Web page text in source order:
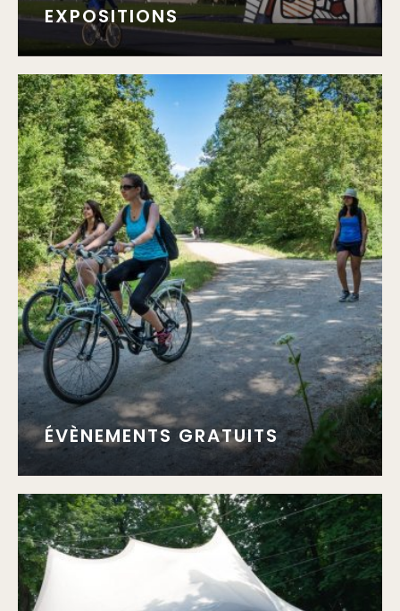
EXPOSITIONS
ÉVÈNEMENTS GRATUITS